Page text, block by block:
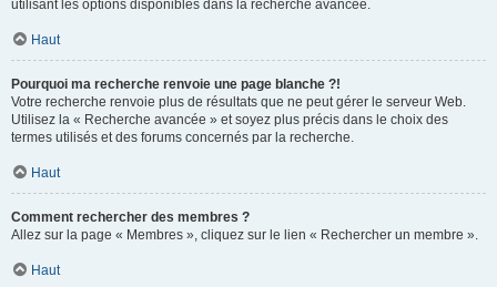
utilisant les options disponibles dans la recherche avancée.
Haut
Pourquoi ma recherche renvoie une page blanche ?!
Votre recherche renvoie plus de résultats que ne peut gérer le serveur Web.
Utilisez la « Recherche avancée » et soyez plus précis dans le choix des
termes utilisés et des forums concernés par la recherche.
Haut
Comment rechercher des membres ?
Allez sur la page « Membres », cliquez sur le lien « Rechercher un membre ».
Haut